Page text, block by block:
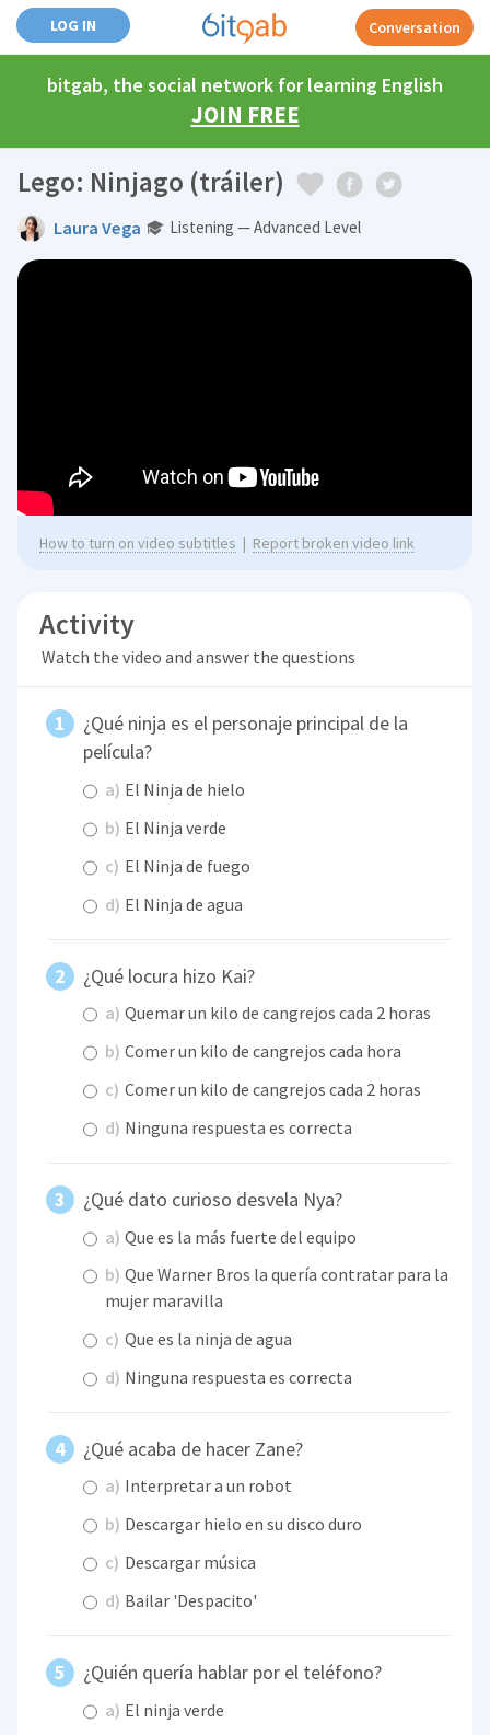
LOG IN Conversation
bitgab, the social network for learning English
JOIN FREE
Lego: Ninjago (tráiler)
Laura Vega Listening — Advanced Level
How to turn on video subtitles | Report broken video link
Activity
Watch the video and answer the questions
¿Qué ninja es el personaje principal de la
película?
a) El Ninja de hielo
b) El Ninja verde
c) El Ninja de fuego
d) El Ninja de agua
¿Qué locura hizo Kai?
a) Quemar un kilo de cangrejos cada 2 horas
b) Comer un kilo de cangrejos cada hora
c) Comer un kilo de cangrejos cada 2 horas
d) Ninguna respuesta es correcta
¿Qué dato curioso desvela Nya?
a) Que es la más fuerte del equipo
b) Que Warner Bros la quería contratar para la
mujer maravilla
c) Que es la ninja de agua
d) Ninguna respuesta es correcta
¿Qué acaba de hacer Zane?
a) Interpretar a un robot
b) Descargar hielo en su disco duro
c) Descargar música
d) Bailar 'Despacito'
¿Quién quería hablar por el teléfono?
a) El ninja verde